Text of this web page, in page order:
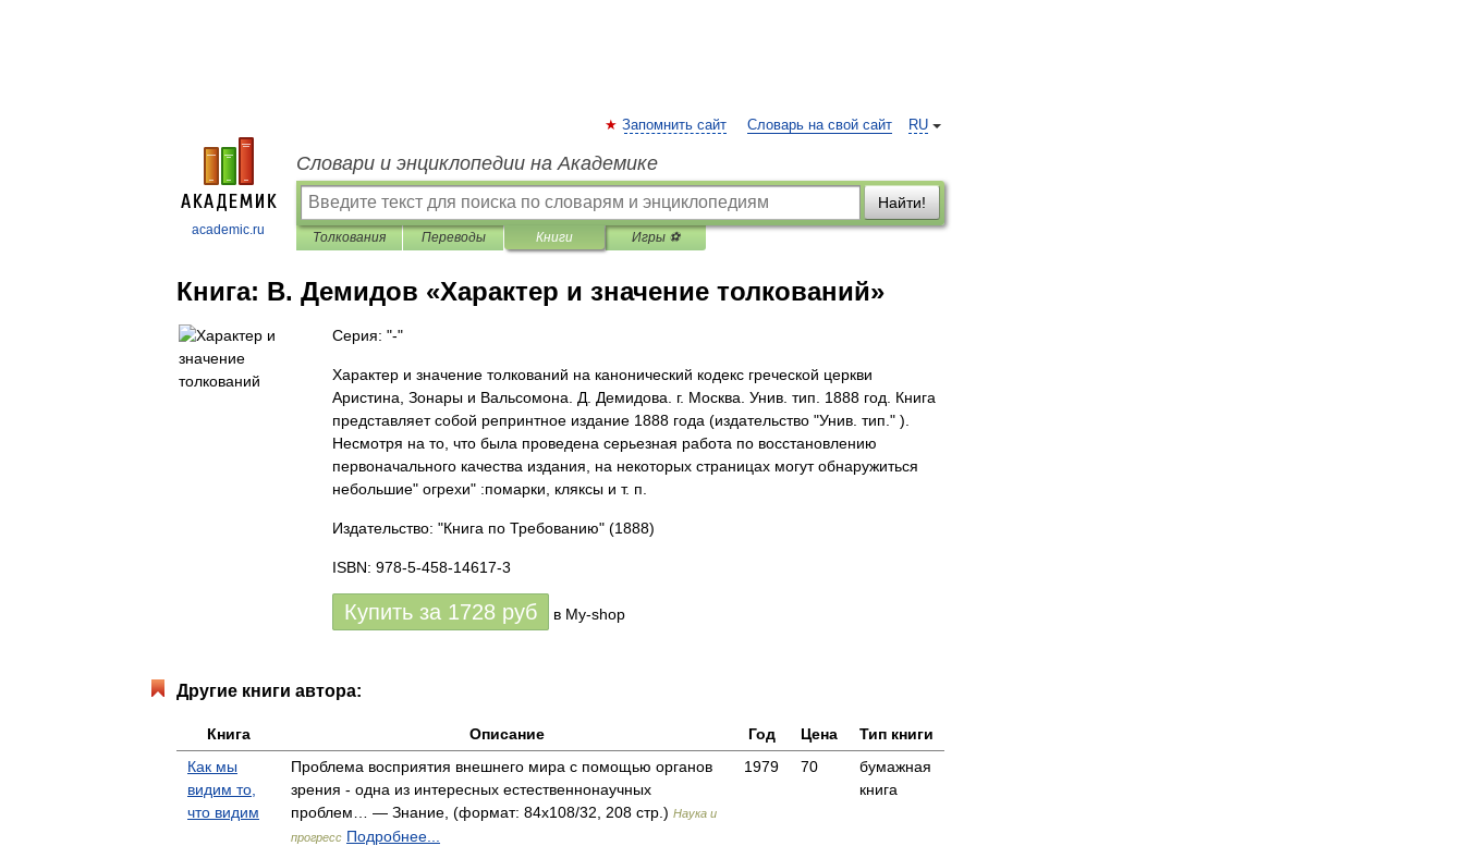
academic.ru
RU
Запомнить сайт Словарь на свой сайт
Словари и энциклопедии на Академике
Найти!
Толкования Переводы Книги Игры ⚽
Книга: В. Демидов «Характер и значение толкований»
Серия: "-"
Характер и значение толкований на канонический кодекс греческой церкви
Аристина, Зонары и Вальсомона. Д. Демидова. г. Москва. Унив. тип. 1888 год. Книга
представляет собой репринтное издание 1888 года (издательство "Унив. тип." ).
Несмотря на то, что была проведена серьезная работа по восстановлению
первоначального качества издания, на некоторых страницах могут обнаружиться
небольшие" огрехи" :помарки, кляксы и т. п.
Издательство: "Книга по Требованию" (1888)
ISBN: 978-5-458-14617-3
Купить за 1728 руб в My-shop
Другие книги автора:
Книга Описание Год Цена
Тип книги
Как мы
видим то,
что видим
Проблема восприятия внешнего мира с помощью органов
зрения - одна из интересных естественнонаучных
проблем… — Знание, (формат: 84x108/32, 208 стр.) Наука и
прогресс Подробнее...
1979 70
бумажная
книга